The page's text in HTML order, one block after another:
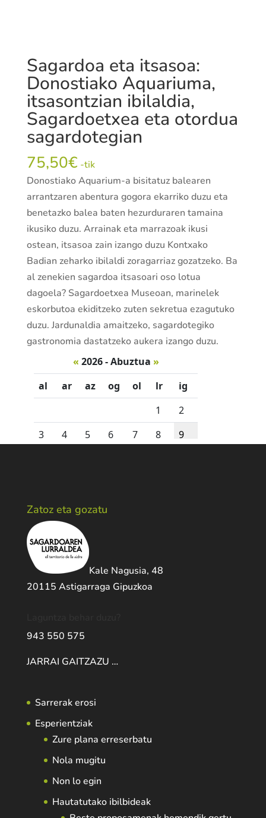
Sagardoa eta itsasoa:
Donostiako Aquariuma,
itsasontzian ibilaldia,
Sagardoetxea eta otordua
sagardotegian
75,50€ -tik
Donostiako Aquarium-a bisitatuz balearen
arrantzaren abentura gogora ekarriko duzu eta
benetazko balea baten hezurduraren tamaina
ikusiko duzu. Arrainak eta marrazoak ikusi
ostean, itsasoa zain izango duzu Kontxako
Badian zeharko ibilaldi zoragarriaz gozatzeko. Ba
al zenekien sagardoa itsasoari oso lotua
dagoela? Sagardoetxea Museoan, marinelek
eskorbutoa ekiditzeko zuten sekretua ezagutuko
duzu. Jardunaldia amaitzeko, sagardotegiko
gastronomia dastatzeko aukera izango duzu.
Zatoz eta gozatu
Kale Nagusia, 48
20115 Astigarraga Gipuzkoa
943 550 575
JARRAI GAITZAZU …
Sarrerak erosi
Esperientziak
Zure plana erreserbatu
Nola mugitu
Non lo egin
Hautatutako ibilbideak